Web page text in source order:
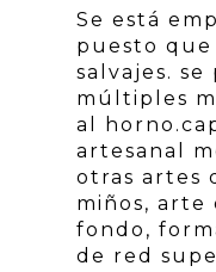
Se está
puesto que
salvajes.
múltiples
al
artesanal
otras artes
miños, arte
fondo,
de red